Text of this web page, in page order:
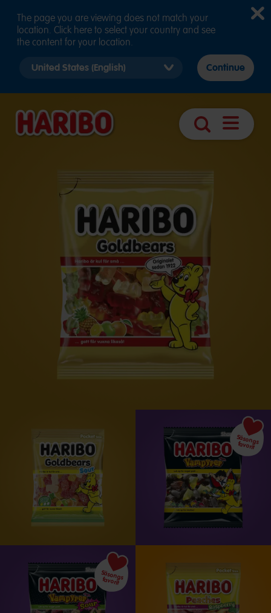
Sök
Öppna
Säsongs favorit
Säsongs favorit
The page you are viewing does not match your
location. Click here to select your country and see
the content for your location.
country
Continue